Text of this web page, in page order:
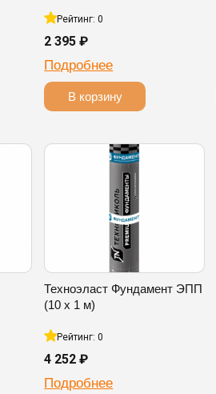
Рейтинг: 0
2 395 ₽
Подробнее
В корзину
Техноэласт Фундамент ЭПП
(10 х 1 м)
Рейтинг: 0
4 252 ₽
Подробнее